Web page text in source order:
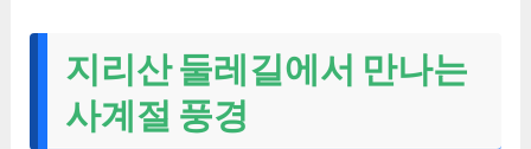
지리산 둘레길에서 만나는
사계절 풍경